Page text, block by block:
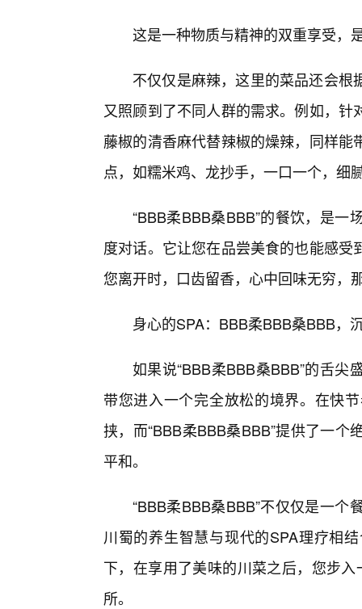
这是一种物质与精神的双重享受，
不仅仅是麻辣，这里的菜品还会
又照顾到了不同人群的需求。例如，
藤椒的清香麻代替辣椒的燥辣，同样
点，如糯米鸡、龙抄手，一口一个，细
“BBB柔BBB桑BBB”的餐饮，是
度对话。它让您在品尝美食的也能感
您离开时，口齿留香，心中回味无穷，
身心的SPA：BBB柔BBB桑BBB，
如果说“BBB柔BBB桑BBB”的舌
带您进入一个完全放松的境界。在快
挟，而“BBB柔BBB桑BBB”提供了一
平和。
“BBB柔BBB桑BBB”不仅仅是一
川蜀的养生智慧与现代的SPA理疗相
下，在享用了美味的川菜之后，您步
所。